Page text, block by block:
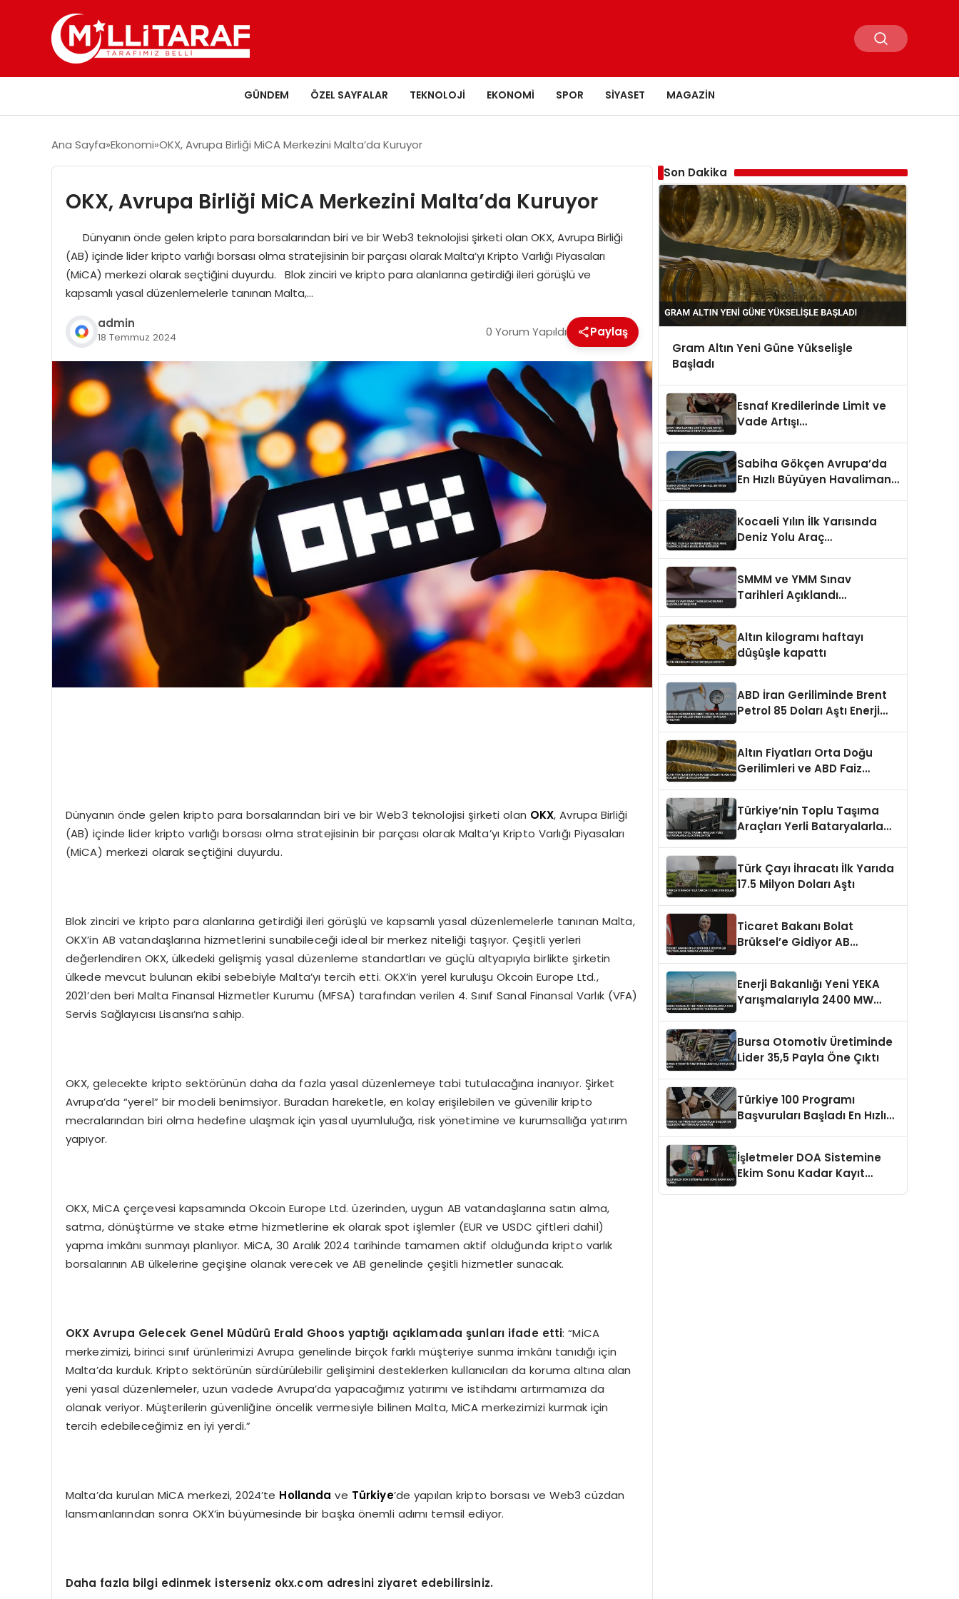
GÜNDEM ÖZEL SAYFALAR TEKNOLOJI EKONOMI SPOR SIYASET MAGAZIN
Ana Sayfa Ekonomi OKX, Avrupa Birliği MiCA Merkezini Malta’da Kuruyor
OKX, Avrupa Birliği MiCA Merkezini Malta’da Kuruyor
Dünyanın önde gelen kripto para borsalarından biri ve bir Web3 teknolojisi şirketi olan OKX, Avrupa Birliği
(AB) içinde lider kripto varlığı borsası olma stratejisinin bir parçası olarak Malta’yı Kripto Varlığı Piyasaları
(MiCA) merkezi olarak seçtiğini duyurdu. Blok zinciri ve kripto para alanlarına getirdiği ileri görüşlü ve
kapsamlı yasal düzenlemelerle tanınan Malta,…
admin
18 Temmuz 2024 0 Yorum Yapıldı Paylaş
Dünyanın önde gelen kripto para borsalarından biri ve bir Web3 teknolojisi şirketi olan OKX, Avrupa Birliği
(AB) içinde lider kripto varlığı borsası olma stratejisinin bir parçası olarak Malta’yı Kripto Varlığı Piyasaları
(MiCA) merkezi olarak seçtiğini duyurdu.
Blok zinciri ve kripto para alanlarına getirdiği ileri görüşlü ve kapsamlı yasal düzenlemelerle tanınan Malta,
OKX’in AB vatandaşlarına hizmetlerini sunabileceği ideal bir merkez niteliği taşıyor. Çeşitli yerleri
değerlendiren OKX, ülkedeki gelişmiş yasal düzenleme standartları ve güçlü altyapıyla birlikte şirketin
ülkede mevcut bulunan ekibi sebebiyle Malta’yı tercih etti. OKX’in yerel kuruluşu Okcoin Europe Ltd.,
2021’den beri Malta Finansal Hizmetler Kurumu (MFSA) tarafından verilen 4. Sınıf Sanal Finansal Varlık (VFA)
Servis Sağlayıcısı Lisansı’na sahip.
OKX, gelecekte kripto sektörünün daha da fazla yasal düzenlemeye tabi tutulacağına inanıyor. Şirket
Avrupa’da “yerel” bir modeli benimsiyor. Buradan hareketle, en kolay erişilebilen ve güvenilir kripto
mecralarından biri olma hedefine ulaşmak için yasal uyumluluğa, risk yönetimine ve kurumsallığa yatırım
yapıyor.
OKX, MiCA çerçevesi kapsamında Okcoin Europe Ltd. üzerinden, uygun AB vatandaşlarına satın alma,
satma, dönüştürme ve stake etme hizmetlerine ek olarak spot işlemler (EUR ve USDC çiftleri dahil)
yapma imkânı sunmayı planlıyor. MiCA, 30 Aralık 2024 tarihinde tamamen aktif olduğunda kripto varlık
borsalarının AB ülkelerine geçişine olanak verecek ve AB genelinde çeşitli hizmetler sunacak.
OKX Avrupa Gelecek Genel Müdürü Erald Ghoos yaptığı açıklamada şunları ifade etti: “MiCA
merkezimizi, birinci sınıf ürünlerimizi Avrupa genelinde birçok farklı müşteriye sunma imkânı tanıdığı için
Malta’da kurduk. Kripto sektörünün sürdürülebilir gelişimini desteklerken kullanıcıları da koruma altına alan
yeni yasal düzenlemeler, uzun vadede Avrupa’da yapacağımız yatırımı ve istihdamı artırmamıza da
olanak veriyor. Müşterilerin güvenliğine öncelik vermesiyle bilinen Malta, MiCA merkezimizi kurmak için
tercih edebileceğimiz en iyi yerdi.”
Malta’da kurulan MiCA merkezi, 2024’te Hollanda ve Türkiye’de yapılan kripto borsası ve Web3 cüzdan
lansmanlarından sonra OKX’in büyümesinde bir başka önemli adımı temsil ediyor.
Daha fazla bilgi edinmek isterseniz okx.com adresini ziyaret edebilirsiniz.
Son Dakika
Gram Altın Yeni Güne Yükselişle
Başladı
Esnaf Kredilerinde Limit ve
Vade Artışı
Sabiha Gökçen Avrupa’da
En Hızlı Büyüyen Havalimanı
Kocaeli Yılın İlk Yarısında
Deniz Yolu Araç
SMMM ve YMM Sınav
Tarihleri Açıklandı
Altın kilogramı haftayı
düşüşle kapattı
ABD İran Geriliminde Brent
Petrol 85 Doları Aştı Enerji
Altın Fiyatları Orta Doğu
Gerilimleri ve ABD Faiz
Türkiye’nin Toplu Taşıma
Araçları Yerli Bataryalarla
Türk Çayı İhracatı İlk Yarıda
17.5 Milyon Doları Aştı
Ticaret Bakanı Bolat
Brüksel’e Gidiyor AB
Enerji Bakanlığı Yeni YEKA
Yarışmalarıyla 2400 MW
Bursa Otomotiv Üretiminde
Lider 35,5 Payla Öne Çıktı
Türkiye 100 Programı
Başvuruları Başladı En Hızlı
İşletmeler DOA Sistemine
Ekim Sonu Kadar Kayıt